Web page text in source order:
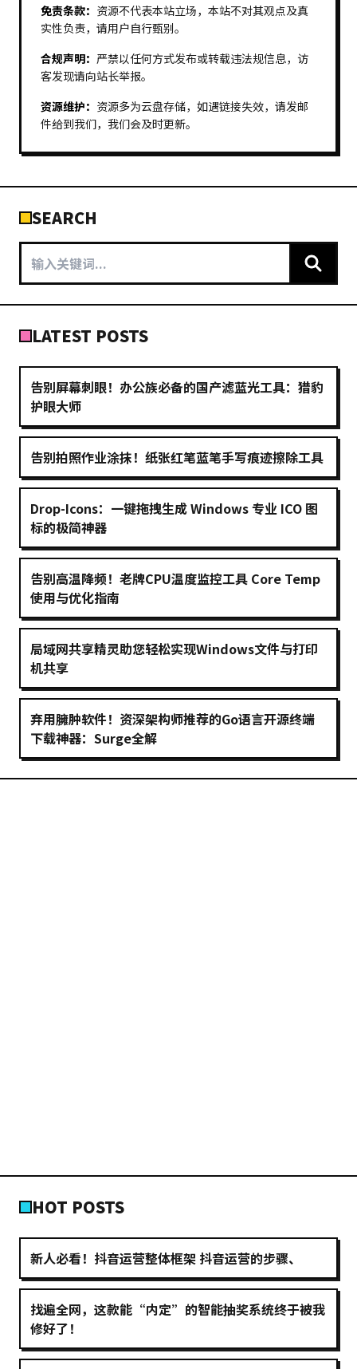
免责条款： 资源不代表本站立场，本站不对其观点及真
实性负责，请用户自行甄别。
合规声明： 严禁以任何方式发布或转载违法规信息，访
客发现请向站长举报。
资源维护： 资源多为云盘存储，如遇链接失效，请发邮
件给到我们，我们会及时更新。
SEARCH
LATEST POSTS
告别屏幕刺眼！办公族必备的国产滤蓝光工具：猎豹
护眼大师
告别拍照作业涂抹！纸张红笔蓝笔手写痕迹擦除工具
Drop-Icons：一键拖拽生成 Windows 专业 ICO 图
标的极简神器
告别高温降频！老牌CPU温度监控工具 Core Temp
使用与优化指南
局域网共享精灵助您轻松实现Windows文件与打印
机共享
弃用臃肿软件！资深架构师推荐的Go语言开源终端
下载神器：Surge全解
HOT POSTS
新人必看！抖音运营整体框架 抖音运营的步骤、
找遍全网，这款能“内定”的智能抽奖系统终于被我
修好了！